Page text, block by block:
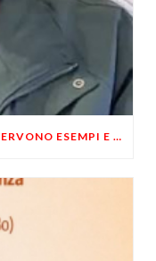
LIBERTÀ, LE IDEE NON BASTANO! SERVONO ESEMPI E UN PO’ DI COERENZA